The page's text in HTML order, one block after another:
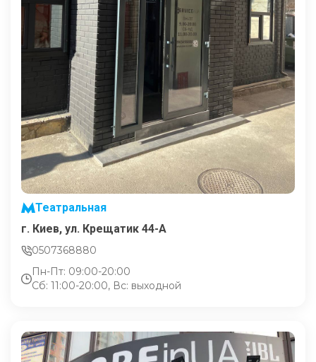
Театральная
г. Киев, ул. Крещатик 44-А
0507368880
Пн-Пт: 09:00-20:00
Сб: 11:00-20:00, Вс: выходной